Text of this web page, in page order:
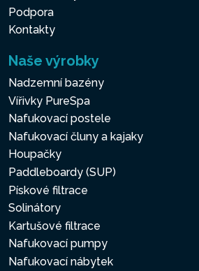
Podpora
Kontakty
Naše výrobky
Nadzemní bazény
Vířivky PureSpa
Nafukovací postele
Nafukovací čluny a kajaky
Houpačky
Paddleboardy (SUP)
Pískové filtrace
Solinátory
Kartušové filtrace
Nafukovací pumpy
Nafukovací nábytek